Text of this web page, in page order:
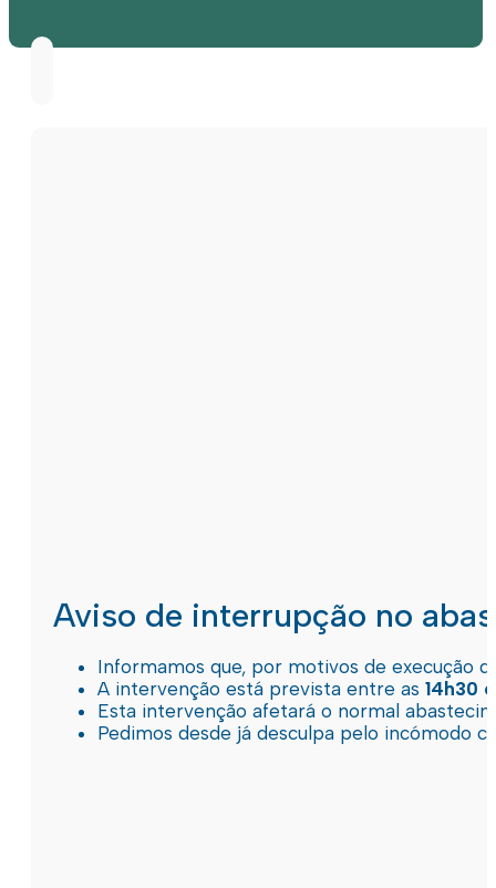
Aviso de interrupção no
Informamos que, por motivos de execução
A intervenção está prevista entre as 14h30
Esta intervenção afetará o normal
Pedimos desde já desculpa pelo incómodo